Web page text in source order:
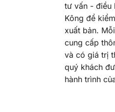
tư vấn - điều
Kông để
xuất bản.
cung cấp
và có giá trị
quý khách
hành trình